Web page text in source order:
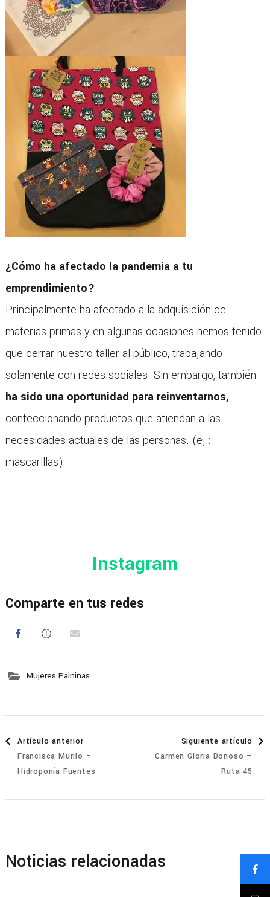
¿Cómo ha afectado la pandemia a tu
emprendimiento?
Principalmente ha afectado a la adquisición de
materias primas y en algunas ocasiones hemos tenido
que cerrar nuestro taller al público, trabajando
solamente con redes sociales. Sin embargo, también
ha sido una oportunidad para reinventarnos,
confeccionando productos que atiendan a las
necesidades actuales de las personas. (ej.:
mascarillas)
Instagram
Comparte en tus redes
Mujeres Paininas
Navegación
de
Artículo anterior
Francisca Murilo –
Hidroponía Fuentes
Siguiente artículo
Carmen Gloria Donoso –
Ruta 45
Noticias relacionadas